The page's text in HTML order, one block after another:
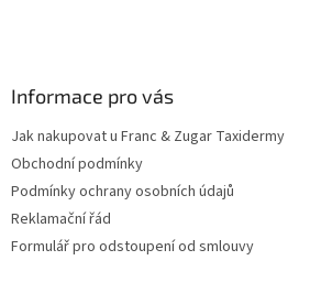
Informace pro vás
Jak nakupovat u Franc & Zugar Taxidermy
Obchodní podmínky
Podmínky ochrany osobních údajů
Reklamační řád
Formulář pro odstoupení od smlouvy